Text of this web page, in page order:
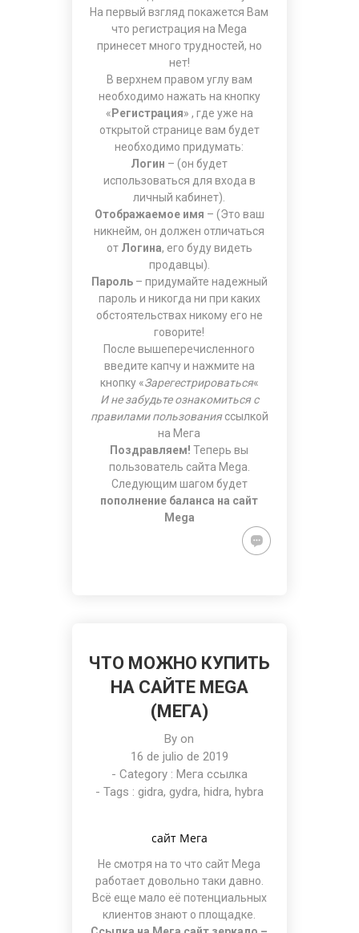
На первый взгляд покажется Вам
что регистрация на Mega
принесет много трудностей, но
нет!
В верхнем правом углу вам
необходимо нажать на кнопку
« Регистрация» , где уже на
открытой странице вам будет
необходимо придумать:
Логин – (он будет
использоваться для входа в
личный кабинет).
Отображаемое имя – (Это ваш
никнейм, он должен отличаться
от Логина, его буду видеть
продавцы).
Пароль– придумайте надежный
пароль и никогда ни при каких
обстоятельствах никому его не
говорите!
После вышеперечисленного
введите капчу и нажмите на
кнопку «Зарегестрироваться«
И не забудьте ознакомиться с
правилами пользованияссылкой
на Мега
Поздравляем! Теперь вы
пользователь сайта Mega.
Следующим шагом будет
пополнение баланса на сайт
Mega
ЧТО МОЖНО КУПИТЬ
НА САЙТЕ MEGA
(МЕГА)
By on
16 de julio de 2019
- Category : Мега ссылка
- Tags : gidra, gydra, hidra, hybra
сайт Мега
Не смотря на то что сайт Mega
работает довольно таки давно.
Всё еще мало её потенциальных
клиентов знают о площадке.